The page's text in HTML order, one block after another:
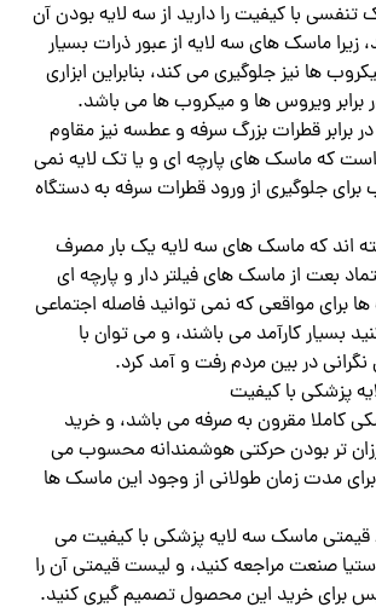
با کیفیت را دارید از سه لایه بودن آن
زیرا ماسک های سه لایه از عبور ذرات بسیار
ها نیز جلوگیری می کند، بنابراین ابزاری
برابر ویروس ها و میکروب ها می باشد.
برابر قطرات بزرگ سرفه و عطسه نیز مقاوم
است که ماسک های پارچه ای و یا تک لایه نمی
برای جلوگیری از ورود قطرات سرفه به دستگاه
اند که ماسک های سه لایه یک بار مصرف
بعت از ماسک های فیلتر دار و پارچه ای
برای مواقعی که نمی توانید فاصله اجتماعی
بسیار کارآمد می باشند، و می توان با
نگرانی در بین مردم رفت و آمد کرد.
پزشکی با کیفیت
کاملا مقرون به صرفه می باشد، و خرید
تر بودن حرکتی هوشمندانه محسوب می
مدت زمان طولانی از وجود این ماسک ها
قیمتی ماسک سه لایه پزشکی با کیفیت می
صنعت مراجعه کنید، و لیست قیمتی آن را
برای خرید این محصول تصمیم گیری کنید.